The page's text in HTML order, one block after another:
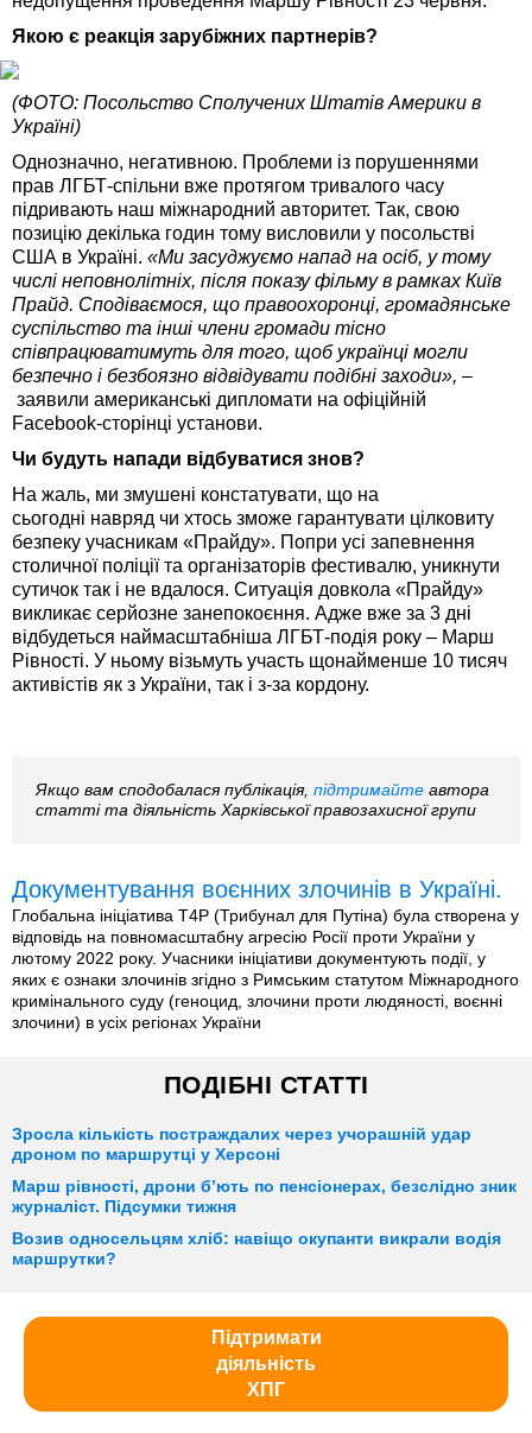
Якою є реакція зарубіжних партнерів?
(ФОТО: Посольство Сполучених Штатів Америки в
Україні)
Однозначно, негативною. Проблеми із порушеннями
прав ЛГБТ-спільни вже протягом тривалого часу
підривають наш міжнародний авторитет. Так, свою
позицію декілька годин тому висловили у посольстві
США в Україні. «Ми засуджуємо напад на осіб, у тому
числі неповнолітніх, після показу фільму в рамках Київ
Прайд. Сподіваємося, що правоохоронці, громадянське
суспільство та інші члени громади тісно
співпрацюватимуть для того, щоб українці могли
безпечно і безбоязно відвідувати подібні заходи», –
заявили американські дипломати на офіційній
Facebook-сторінці установи.
Чи будуть напади відбуватися знов?
На жаль, ми змушені констатувати, що на
сьогодні навряд чи хтось зможе гарантувати цілковиту
безпеку учасникам «Прайду». Попри усі запевнення
столичної поліції та організаторів фестивалю, уникнути
сутичок так і не вдалося. Ситуація довкола «Прайду»
викликає серйозне занепокоєння. Адже вже за 3 дні
відбудеться наймасштабніша ЛГБТ-подія року – Марш
Рівності. У ньому візьмуть участь щонайменше 10 тисяч
активістів як з України, так і з-за кордону.
Якщо вам сподобалася публікація, підтримайте автора
статті та діяльність Харківської правозахисної групи
Документування воєнних злочинів в Україні.
Глобальна ініціатива T4P (Трибунал для Путіна) була створена у
відповідь на повномасштабну агресію Росії проти України у
лютому 2022 року. Учасники ініціативи документують події, у
яких є ознаки злочинів згідно з Римським статутом Міжнародного
кримінального суду (геноцид, злочини проти людяності, воєнні
злочини) в усіх регіонах України
ПОДІБНІ СТАТТІ
Зросла кількість постраждалих через учорашній удар
дроном по маршрутці у Херсоні
Марш рівності, дрони б’ють по пенсіонерах, безслідно зник
журналіст. Підсумки тижня
Возив односельцям хліб: навіщо окупанти викрали водія
маршрутки?
Підтримати
діяльність
ХПГ